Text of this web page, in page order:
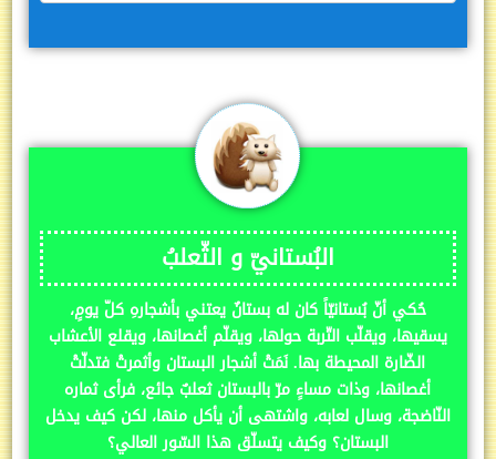
البُستانيّ و الثّعلبُ
حُكي أنّ بُستانيّاً كان له بستانٌ يعتني بأشجارهِ كلّ يومٍ،
يسقيها، ويقلّب التّربة حولها، ويقلّم أغصانها، ويقلع الأعشاب
الضّارة المحيطة بها. نَمَتْ أشجار البستان وأثمرتْ فتدلّتْ
أغصانها، وذات مساءٍ مرّ بالبستان ثعلبٌ جائع، فرأى ثماره
النّاضجة، وسال لعابه، واشتهى أن يأكل منها، لكن كيف يدخل
البستان؟ وكيف يتسلّق هذا السّور العالي؟